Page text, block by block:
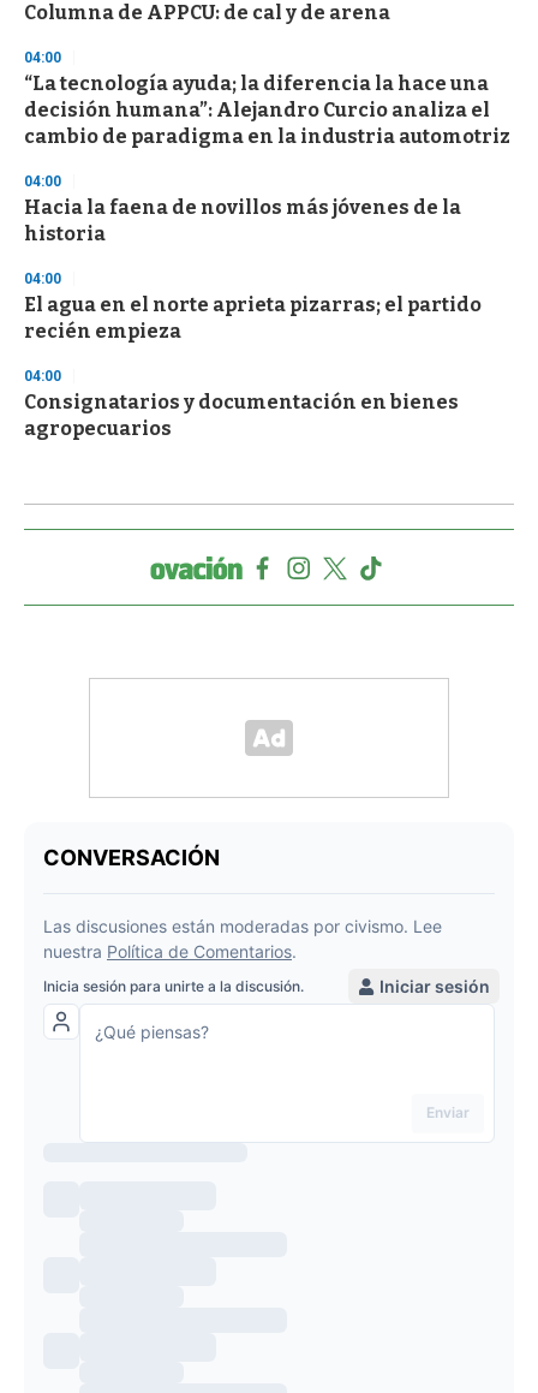
Columna de APPCU: de cal y de arena
04:00
“La tecnología ayuda; la diferencia la hace una
decisión humana”: Alejandro Curcio analiza el
cambio de paradigma en la industria automotriz
04:00
Hacia la faena de novillos más jóvenes de la
historia
04:00
El agua en el norte aprieta pizarras; el partido
recién empieza
04:00
Consignatarios y documentación en bienes
agropecuarios